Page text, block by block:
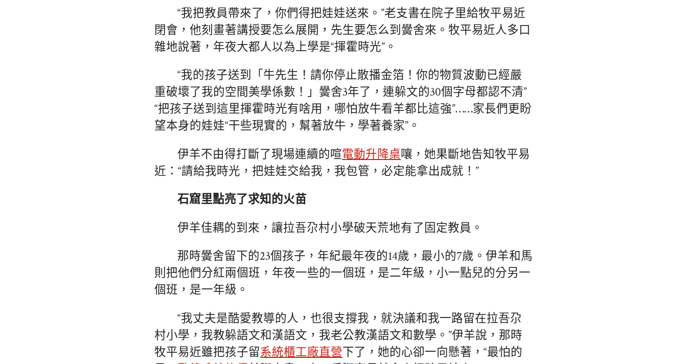
“我把教員帶來了，你們得把娃娃送來。”老支書在院子里給牧平易近
閉會，他刻畫著講授要怎么展開，先生要怎么到黌舍來。牧平易近人多口
雜地說著，年夜大都人以為上學是“揮霍時光”。
“我的孩子送到「牛先生！請你停止散播金箔！你的物質波動已經嚴
重破壞了我的空間美學係數！」黌舍3年了，連躲文的30個字母都認不清”
“把孩子送到這里揮霍時光有啥用，哪怕放牛看羊都比這強”……家長們更盼
望本身的娃娃“干些現實的，幫著放牛，學著養家”。
伊羊不由得打斷了現場連續的喧電動升降桌嚷，她果斷地告知牧平易
近：“請給我時光，把娃娃交給我，我包管，必定能拿出成就！”
石窟里點亮了求知的火苗
伊羊佳耦的到來，讓拉吾尕村小學破天荒地有了固定教員。
那時黌舍留下的23個孩子，年紀最年夜的14歲，最小的7歲。伊羊和馬
則把他們分紅兩個班，年夜一些的一個班，是二年級，小一點兒的分另一
個班，是一年級。
“我丈夫是酷愛教導的人，也很支撐我，就決議和我一路留在拉吾尕
村小學，我教躲語文和漢語文，我老公教漢語文和數學。”伊羊說，那時
牧平易近雖把孩子留系統櫃工廠直營下了，她的心卻一向懸著，“最怕的